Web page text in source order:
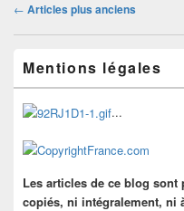
Navigation
articles
← Articles plus anciens
principale
de
widget
pour
barre
Mentions légales
...
Les articles de ce blog sont
copiés, ni intégralement, ni